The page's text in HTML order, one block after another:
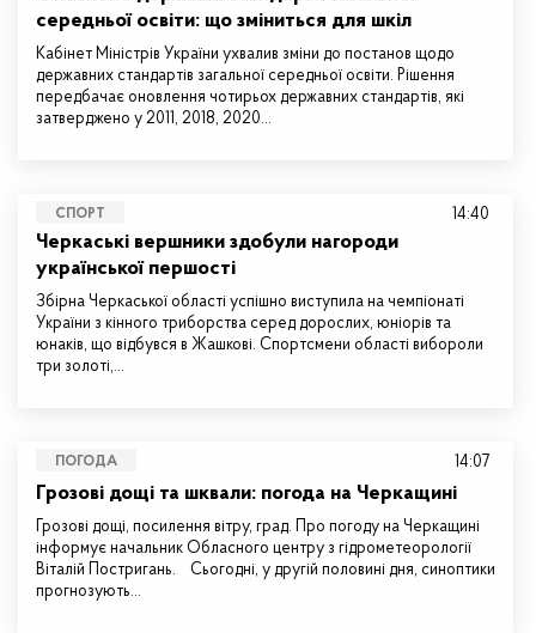
середньої освіти: що зміниться для шкіл
Кабінет Міністрів України ухвалив зміни до постанов щодо
державних стандартів загальної середньої освіти. Рішення
передбачає оновлення чотирьох державних стандартів, які
затверджено у 2011, 2018, 2020…
СПОРТ
Черкаські вершники здобули нагороди
української першості
Збірна Черкаської області успішно виступила на чемпіонаті
України з кінного триборства серед дорослих, юніорів та
юнаків, що відбувся в Жашкові. Спортсмени області вибороли
три золоті,…
14:40
ПОГОДА
Грозові дощі та шквали: погода на Черкащині
Грозові дощі, посилення вітру, град. Про погоду на Черкащині
інформує начальник Обласного центру з гідрометеорології
Віталій Постригань. Сьогодні, у другій половині дня, синоптики
прогнозують…
14:07